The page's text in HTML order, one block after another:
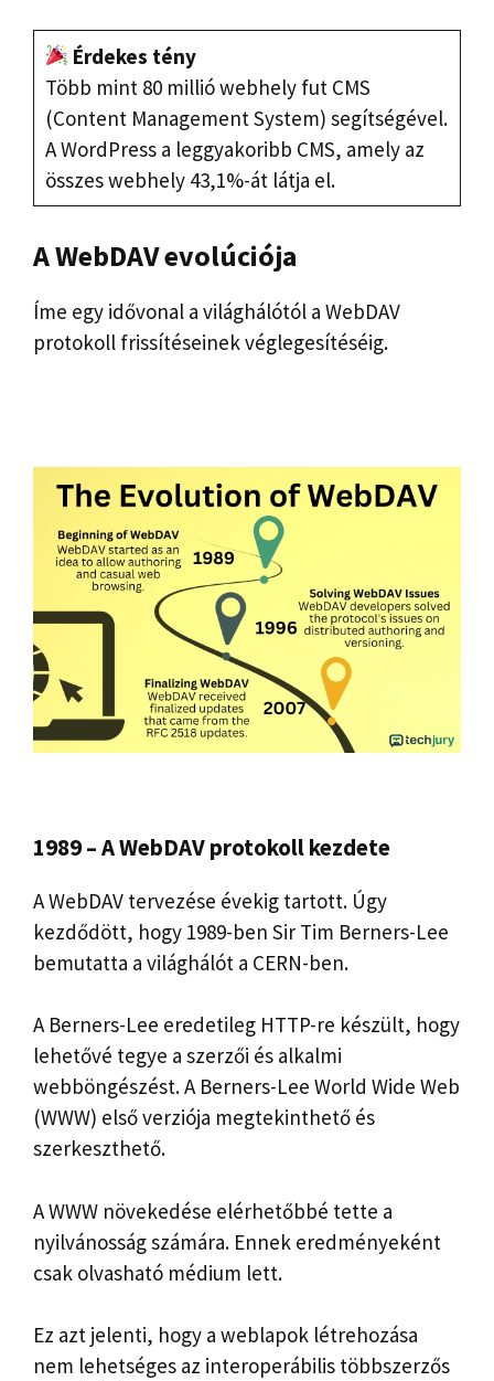
Érdekes tény
Több mint 80 millió webhely fut CMS
(Content Management System) segítségével.
A WordPress a leggyakoribb CMS, amely az
összes webhely 43,1%-át látja el.
A WebDAV evolúciója
Íme egy idővonal a világhálótól a WebDAV
protokoll frissítéseinek véglegesítéséig.
1989 – A WebDAV protokoll kezdete
A WebDAV tervezése évekig tartott. Úgy
kezdődött, hogy 1989-ben Sir Tim Berners-Lee
bemutatta a világhálót a CERN-ben.
A Berners-Lee eredetileg HTTP-re készült, hogy
lehetővé tegye a szerzői és alkalmi
webböngészést. A Berners-Lee World Wide Web
(WWW) első verziója megtekinthető és
szerkeszthető.
A WWW növekedése elérhetőbbé tette a
nyilvánosság számára. Ennek eredményeként
csak olvasható médium lett.
Ez azt jelenti, hogy a weblapok létrehozása
nem lehetséges az interoperábilis többszerzős